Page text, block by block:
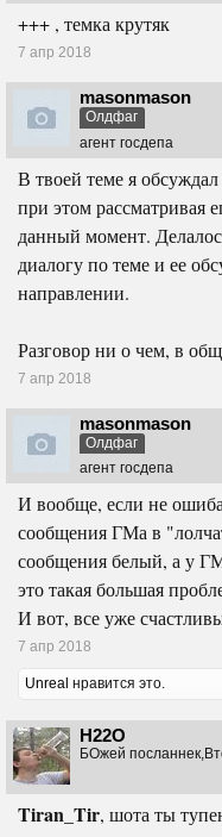
+++ , темка крутяк
7 апр 2018
masonmason
Олдфаг
агент госдепа
В твоей теме я
при этом рассматривая
данный момент.
диалогу по теме и ее
направлении.
Разговор ни о чем, в
7 апр 2018
masonmason
Олдфаг
агент госдепа
И вообще, если не
сообщения ГМа в
сообщения белый, а у
это такая большая
И вот, все уже
7 апр 2018
Unreal нравится это.
H22O
БОжей
Tiran_Tir, шота ты